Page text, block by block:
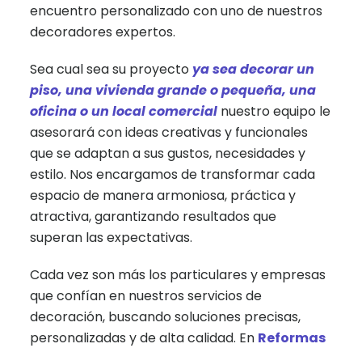
encuentro personalizado con uno de nuestros
decoradores expertos.
Sea cual sea su proyectoya sea decorar un
piso, una vivienda grande o pequeña, una
oficina o un local comercial nuestro equipo le
asesorará con ideas creativas y funcionales
que se adaptan a sus gustos, necesidades y
estilo. Nos encargamos de transformar cada
espacio de manera armoniosa, práctica y
atractiva, garantizando resultados que
superan las expectativas.
Cada vez son más los particulares y empresas
que confían en nuestros servicios de
decoración, buscando soluciones precisas,
personalizadas y de alta calidad. En Reformas